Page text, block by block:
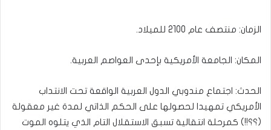
الزمان: منتصف عام 2100 للميلاد.
المكان: الجامعة الأمريكية بإحدى العواصم العربية.
الحدث: اجتماع مندوبي الدول العربية الواقعة تحت الانتداب
الأمريكي تمهيدا لحصولها على الحكم الذاتي لمدة غير معقولة
(؟؟!!) كمرحلة انتقالية تسبق الاستقلال التام الذي يتلوه الموت